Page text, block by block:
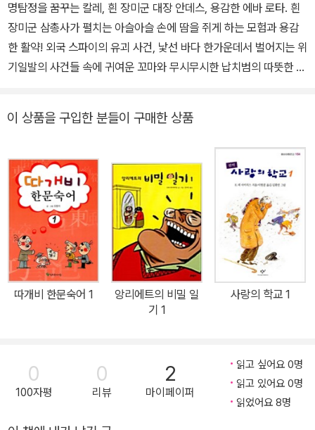
나은 대우를 요구하는 캠페인을 벌였습니다. 결국 이들의 활동은 후
에 ‘린드그렌 법(Lex Lindgren)’이라고도 불리게 된 법의 제정으로
이어졌습니다. 린드그렌의 80세 생일에 발표된 이 법은 세계에서 가
장 엄격한 동물 복지 관련 법이었습니다. 1978년 마르틴 부버, 헤르
평화상을 어린이책 작가로서는 처음으로 수상하게 됩니다. 린드그렌
듣기 좋게” 수정해 달라는 요청을 받지만 단호히 거부하고 정치계 고
위 인사들이 대거 참석한 시상식에서 연설문 전문을 가감 없이 읽어
내려갔습니다. 아동의 권리, 평등, 생태, 동물 복지를 위하는 동시에
폭력과 억압에 맞서 싸운 린드그렌의 업적은 매우 중요하고 독특합니
다. 그녀는 헌신적인 인본주의자이자 스스로 생각하는 사람이었고,
용기와 진지함, 유머와 사랑으로 자신의 신념을 고수했습니다. 1994
년 린드그렌은 “자연에 대한 사랑과 배려, 정의와 비폭력, 소수에 대
한 헌신”이라는 공로로 ‘올바른삶재단(The Right Livelihood Fou
ndation)’으로부터 대안 노벨상을 수상했습니다. 2002년 그가 세상
005년에는 린드그렌의 필사본을 비롯한 관련 기록들이 유네스코 세
계기록유산으로 지정되었습니다.
명탐정을 꿈꾸는 칼레, 흰 장미군 대장 안데스, 용감한 에바 로타. 흰
장미군 삼총사가 펼치는 아슬아슬 손에 땀을 쥐게 하는 모험과 용감
한 활약! 외국 스파이의 유괴 사건, 낯선 바다 한가운데서 벌어지는 위
기일발의 사건들 속에 귀여운 꼬마와 무시무시한 납치범의 따뜻한 우
건'은 '소년 탐정 칼레' 3부작의 마지막 작품답게 짜릿하고 가슴뭉클
한 결말로 끝이 난다. 특히 긴박한 사건 전개 속에서 귀여운 꼬마 라스
무스와 무시무시한 스파이 일당인 닛케의 따뜻한 우정은 '모험 소
설'에서 '사랑의 힘'을 느끼게 하는 대목으로 이 책에서 가장 돋보이는
부분이라고 할 수 있을 것이다. 아무한테도 사랑받지 못하고 억센 일
로 잔뼈가 굵은 닛케가 천진 난만한 꼬마 라스무스에게 따뜻한 정을
느끼며 변해 가는 과정은 읽는 이에게 가슴 뭉클한 감동을 안겨 준다.
집에서 멀리 떨어진 섬에서 펼쳐지는 아슬아슬한 고비와 위험한 모험
이야기가 재미와 감동을 안겨 주면서 한번 펼치면 도저히 눈을 뗄 수
없게 아이들을 사로 잡을 것이다. 본문 소개신나는 여름 방학, 장미 전
옛 성터에서 대장 안데스가 떨어져 죽을 뻔한 위기를 넘기고 돌아오
다가 마을에 휴가를 온 유명한 교수 라스무손 박사와 귀여운 꼬마 라
스무스가 납치되는 현장을 목격한 것이다. 용감한 에바 로타는 꼬마
이 상품을 구입한 분들이 구매한 상품
따개비 한문숙어 1
앙리에트의 비밀 일
기 1
사랑의 학교 1
0
100자평
0
리뷰
2
마이페이퍼
읽고 싶어요 0명
읽고 있어요 0명
읽었어요 8명